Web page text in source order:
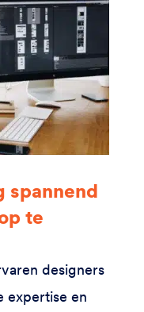
spannend
te
designers
expertise en